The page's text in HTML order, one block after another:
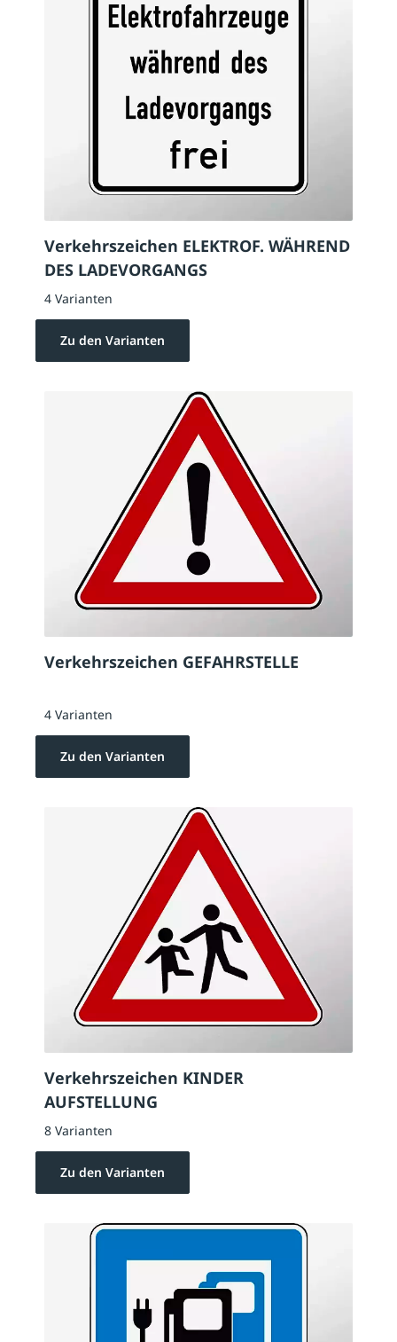
Verkehrszeichen ELEKTROF. WÄHREND
DES LADEVORGANGS
4 Varianten
Zu den Varianten
Verkehrszeichen GEFAHRSTELLE
4 Varianten
Zu den Varianten
Verkehrszeichen KINDER
AUFSTELLUNG
8 Varianten
Zu den Varianten